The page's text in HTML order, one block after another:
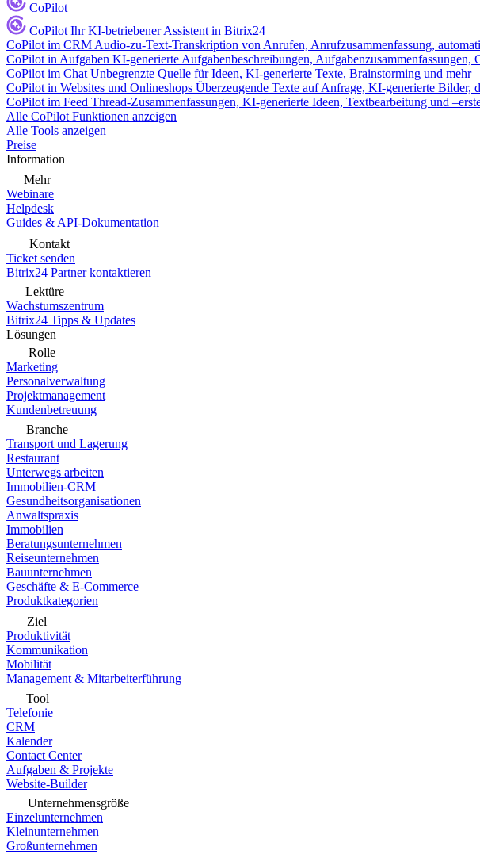
CoPilot
CoPilot Ihr KI-betriebener Assistent in Bitrix24
CoPilot im CRM Audio-zu-Text-Transkription von Anrufen, Anrufzusammenfassung,
CoPilot in Aufgaben KI-generierte Aufgabenbeschreibungen, Aufgabenzusammenfassungen,
CoPilot im Chat Unbegrenzte Quelle für Ideen, KI-generierte Texte, Brainstorming und mehr
CoPilot in Websites und Onlineshops Überzeugende Texte auf Anfrage, KI-generierte Bilder,
CoPilot im Feed Thread-Zusammenfassungen, KI-generierte Ideen, Textbearbeitung und
Alle CoPilot Funktionen anzeigen
Alle Tools anzeigen
Preise
Information
Mehr
Webinare
Helpdesk
Guides & API-Dokumentation
Kontakt
Ticket senden
Bitrix24 Partner kontaktieren
Lektüre
Wachstumszentrum
Bitrix24 Tipps & Updates
Lösungen
Rolle
Marketing
Personalverwaltung
Projektmanagement
Kundenbetreuung
Branche
Transport und Lagerung
Restaurant
Unterwegs arbeiten
Immobilien-CRM
Gesundheitsorganisationen
Anwaltspraxis
Immobilien
Beratungsunternehmen
Reiseunternehmen
Bauunternehmen
Geschäfte & E-Commerce
Produktkategorien
Ziel
Produktivität
Kommunikation
Mobilität
Management & Mitarbeiterführung
Tool
Telefonie
CRM
Kalender
Contact Center
Aufgaben & Projekte
Website-Builder
Unternehmensgröße
Einzelunternehmen
Kleinunternehmen
Großunternehmen